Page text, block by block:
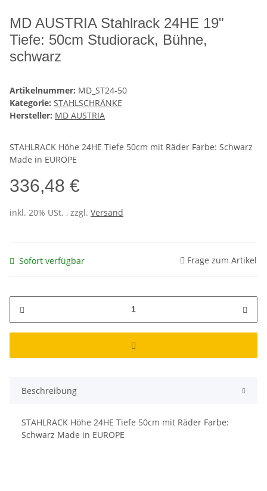
MD AUSTRIA Stahlrack 24HE 19"
Tiefe: 50cm Studiorack, Bühne,
schwarz
Artikelnummer: MD_ST24-50
Kategorie: STAHLSCHRÄNKE
Hersteller: MD AUSTRIA
STAHLRACK Höhe 24HE Tiefe 50cm mit Räder Farbe: Schwarz
Made in EUROPE
336,48 €
inkl. 20% USt. , zzgl. Versand
Sofort verfügbar Frage zum Artikel
Beschreibung
STAHLRACK Höhe 24HE Tiefe 50cm mit Räder Farbe:
Schwarz Made in EUROPE